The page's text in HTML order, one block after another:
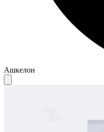
Ашкелон